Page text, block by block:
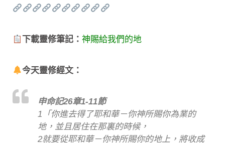
下載靈修筆記：神賜給我們的地
今天靈修經文：
申命記26章1-11節
1「你進去得了耶和華－你神所賜你為業的
地，並且居住在那裏的時候，
2就要從耶和華－你神所賜你的地上，將收成